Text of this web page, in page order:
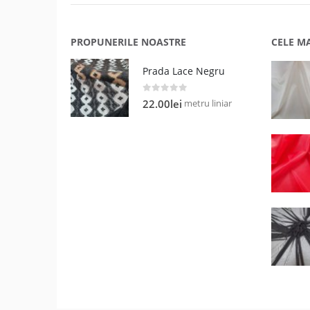
PROPUNERILE NOASTRE
Prada Lace Negru
0 out of 5
22.00lei metru liniar
CELE